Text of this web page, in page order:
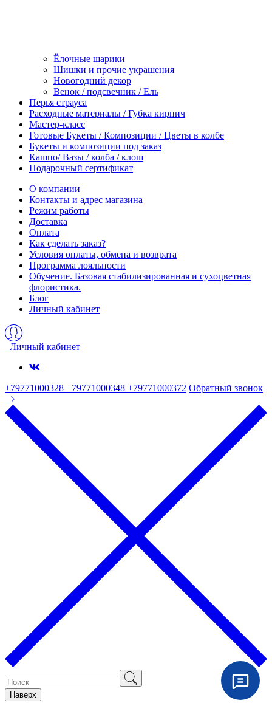
Ёлочные шарики
Шишки и прочие украшения
Новогодний декор
Венок / подсвечник / Ель
Перья страуса
Расходные материалы / Губка кирпич
Мастер-класс
Готовые Букеты / Композиции / Цветы в колбе
Букеты и композиции под заказ
Кашпо/ Вазы / колба / клош
Подарочный сертификат
О компании
Контакты и адрес магазина
Режим работы
Доставка
Оплата
Как сделать заказ?
Условия оплаты, обмена и возврата
Программа лояльности
Обучение. Базовая стабилизированная и сухоцветная
флористика.
Блог
Личный кабинет
Личный кабинет
+79771000328 +79771000348 +79771000372 Обратный звонок
Наверх